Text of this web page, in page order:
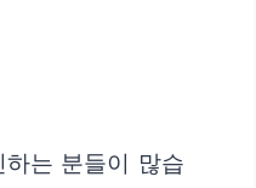
는 분들이 많습